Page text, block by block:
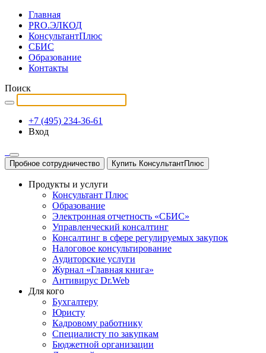
Главная
PRO.ЭЛКОД
КонсультантПлюс
СБИС
Образование
Контакты
Поиск
+7 (495) 234-36-61
Вход
Пробное сотрудничество Купить КонсультантПлюс
Продукты и услуги
Консультант Плюс
Образование
Электронная отчетность «СБИС»
Управленческий консалтинг
Консалтинг в сфере регулируемых закупок
Налоговое консультирование
Аудиторские услуги
Журнал «Главная книга»
Антивирус Dr.Web
Для кого
Бухгалтеру
Юристу
Кадровому работнику
Специалисту по закупкам
Бюджетной организации